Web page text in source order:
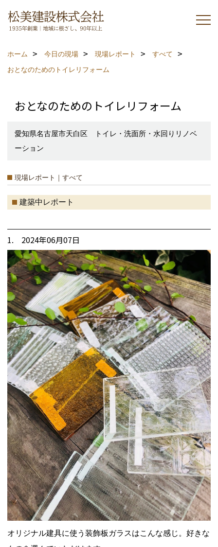
ホーム 今日の現場 現場レポート
すべて
おとなのためのトイレリフォーム
おとなのためのトイレリフォーム
愛知県名古屋市天白区 トイレ・洗面所・水回りリノベ
ーション
現場レポート｜すべて
建築中レポート
1. 2024年06月07日
オリジナル建具に使う装飾板ガラスはこんな感じ。好きな